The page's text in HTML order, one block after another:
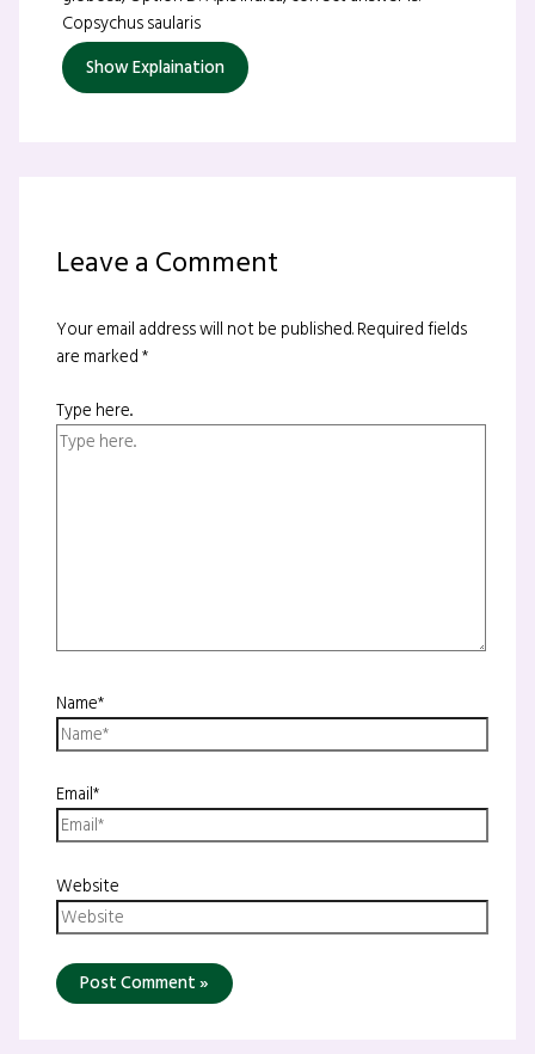
Copsychus saularis
Show Explaination
Leave a Comment
Your email address will not be published.Required fields
are marked*
Type here..
Name*
Email*
Website